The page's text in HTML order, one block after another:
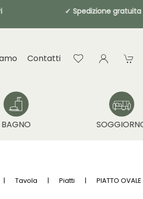
sicuri ✓ Spedizione
Contatti
BAGNO
Tavola Piatti PIATTO